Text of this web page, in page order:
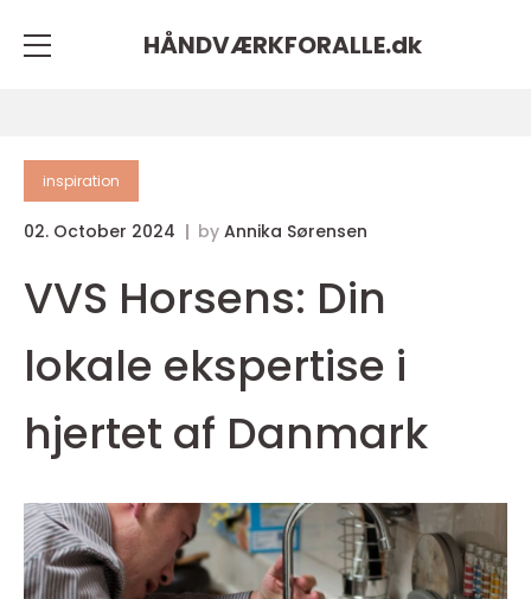
HÅNDVÆRKFORALLE.dk
inspiration
02. October 2024 by Annika Sørensen
VVS Horsens: Din
lokale ekspertise i
hjertet af Danmark